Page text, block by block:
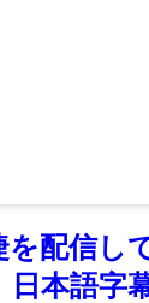
を配信し
日本語字